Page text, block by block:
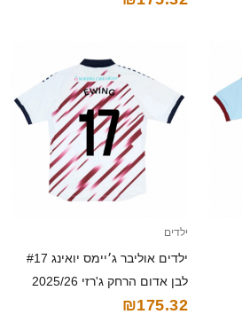
ילדים
ילדים אוליבר ג׳יימס יואינג #17
לבן אדום הרחק ג'רזי 2025/26
חולצה קצרה
₪175.32